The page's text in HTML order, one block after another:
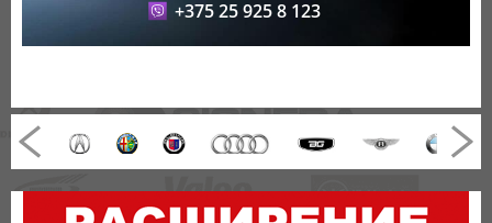
+375 25 925 8 123